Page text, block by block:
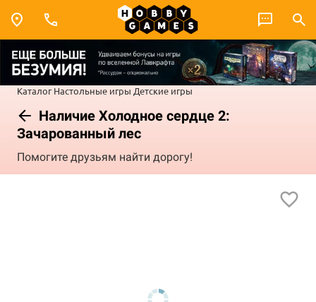
Каталог Настольные игры Детские игры
Наличие Холодное сердце 2:
Зачарованный лес
Помогите друзьям найти дорогу!